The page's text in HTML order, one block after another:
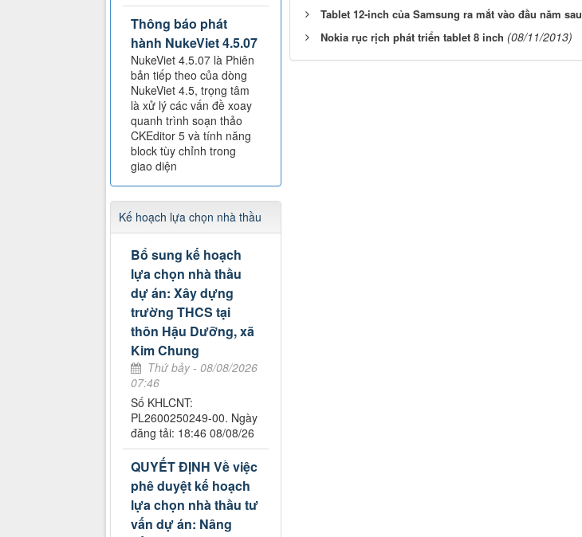
Tablet 12-inch của Samsung ra mắt vào đầu năm sau
Nokia rục rịch phát triển tablet 8 inch (08/11/2013)
Thông báo phát
hành NukeViet 4.5.07
NukeViet 4.5.07 là Phiên
bản tiếp theo của dòng
NukeViet 4.5, trọng tâm
là xử lý các vấn đề xoay
quanh trình soạn thảo
CKEditor 5 và tính năng
block tùy chỉnh trong
giao diện
Kế hoạch lựa chọn nhà thầu
Bổ sung kế hoạch
lựa chọn nhà thầu
dự án: Xây dựng
trường THCS tại
thôn Hậu Dưỡng, xã
Kim Chung
Thứ bảy - 08/08/2026
07:46
Số KHLCNT:
PL2600250249-00. Ngày
đăng tải: 18:46 08/08/26
QUYẾT ĐỊNH Về việc
phê duyệt kế hoạch
lựa chọn nhà thầu tư
vấn dự án: Nâng